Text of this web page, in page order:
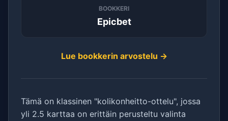
BOOKKERI
Epicbet
Lue bookkerin arvostelu →
Tämä on klassinen "kolikonheitto-ottelu", jossa
yli 2.5 karttaa on erittäin perusteltu valinta